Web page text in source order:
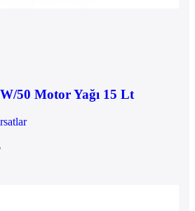
50 Motor Yağı 15 Lt